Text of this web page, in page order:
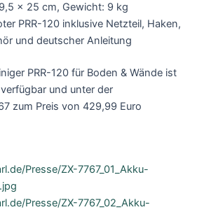
x 25 cm, Gewicht: 9 kg
PRR-120 inklusive Netzteil, Haken,
und deutscher Anleitung
PRR-120 für Boden & Wände ist
verfügbar und unter der
zum Preis von 429,99 Euro
Presse/ZX-7767_01_Akku-
Presse/ZX-7767_02_Akku-